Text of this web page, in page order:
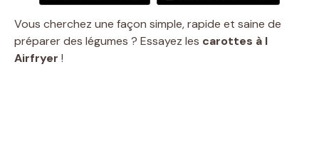
Vous cherchez une façon simple, rapide et saine de
préparer des légumes ? Essayez les carottes à l
Airfryer !